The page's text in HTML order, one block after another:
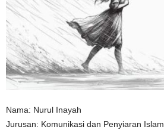
Nama: Nurul Inayah
Jurusan: Komunikasi dan Penyiaran Islam